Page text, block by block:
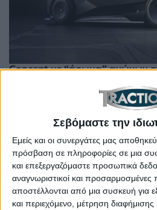
Σεβόμαστε την
Εμείς και οι συνεργάτες μας
πρόσβαση σε πληροφορίες σε μια
και επεξεργαζόμαστε προσωπικά
αναγνωριστικοί και
αποστέλλονται από μια συσκευή για
και περιεχόμενο, μέτρηση
Concept με “άρωμα” αγώνων